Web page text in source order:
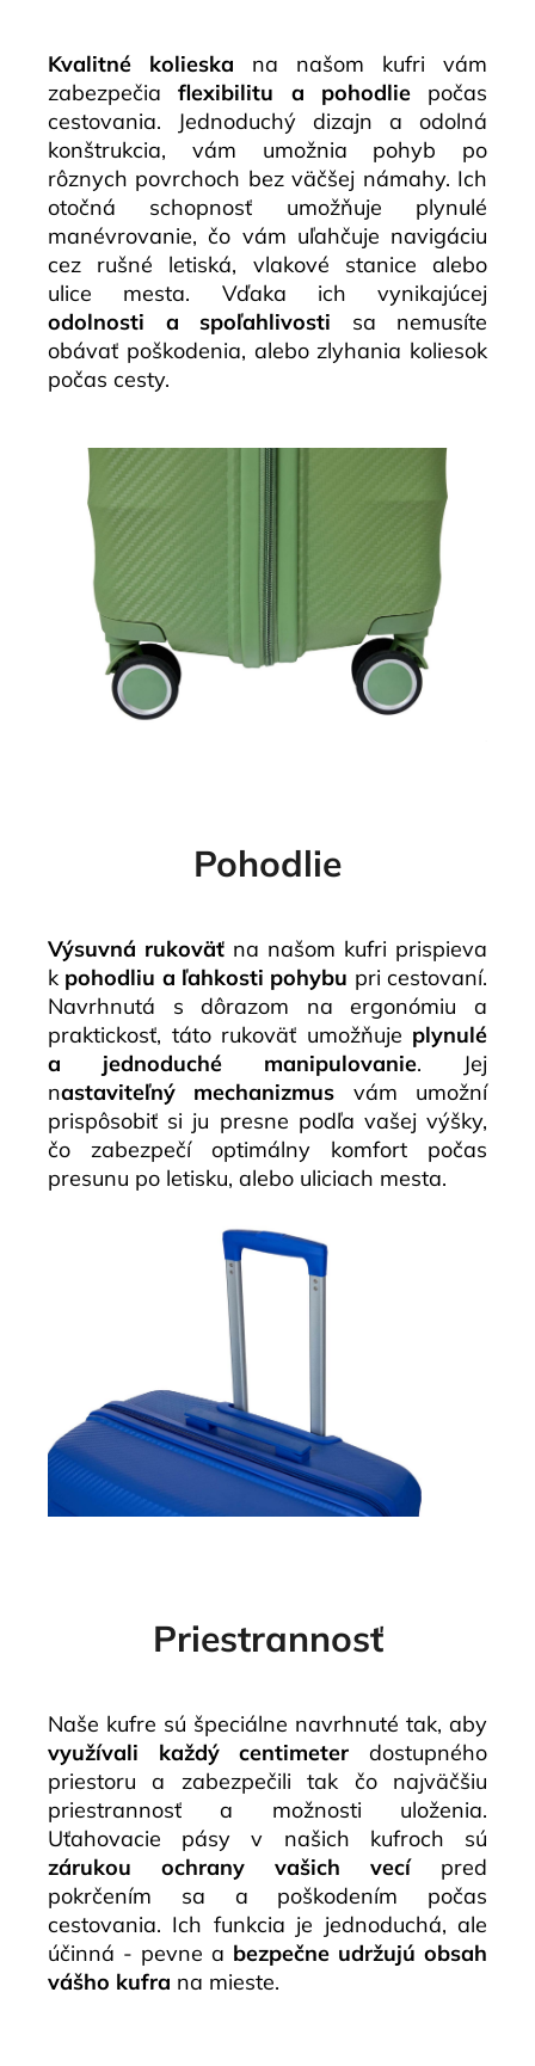
Kvalitné kolieska na našom kufri vám
zabezpečiaflexibilitu a pohodliepočas
cestovania. Jednoduchý dizajn a odolná
konštrukcia, vám umožnia pohyb po
rôznych povrchoch bez väčšej námahy. Ich
otočná schopnosť umožňuje plynulé
manévrovanie, čo vám uľahčuje navigáciu
cez rušné letiská, vlakové stanice alebo
ulice mesta. Vďaka ich vynikajúcej
odolnosti a spoľahlivosti sa nemusíte
obávať poškodenia, alebo zlyhania koliesok
počas cesty.
Pohodlie
Výsuvná rukoväť na našom kufri prispieva
k pohodliu a ľahkosti pohybu pri cestovaní.
Navrhnutá s dôrazom na ergonómiu a
praktickosť, táto rukoväť umožňuje plynulé
a jednoduché manipulovanie. Jej
nastaviteľný mechanizmus vám umožní
prispôsobiť si ju presne podľa vašej výšky,
čo zabezpečí optimálny komfort počas
presunu po letisku, alebo uliciach mesta.
Priestrannosť
Naše kufre sú špeciálne navrhnuté tak, aby
využívali každý centimeter dostupného
priestoru a zabezpečili tak čo najväčšiu
priestrannosť a možnosti uloženia.
Uťahovacie pásy v našich kufroch sú
zárukou ochrany vašich vecípred
pokrčením sa a poškodením počas
cestovania. Ich funkcia je jednoduchá, ale
účinná - pevne a bezpečne udržujú obsah
vášho kufra na mieste.